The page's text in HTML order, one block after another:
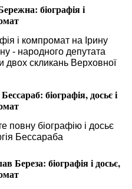
біографія і
і компромат на Ірину
- народного депутата
двох скликань Верховної
біографія, досьє і
повну біографію і досьє
Бессараба
Береза: біографія і досьє,